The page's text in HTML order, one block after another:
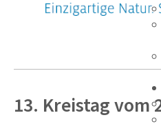
13. Kreistag vom